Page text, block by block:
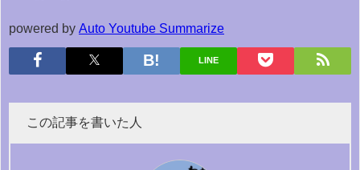
powered by Auto Youtube Summarize
LINE
この記事を書いた人